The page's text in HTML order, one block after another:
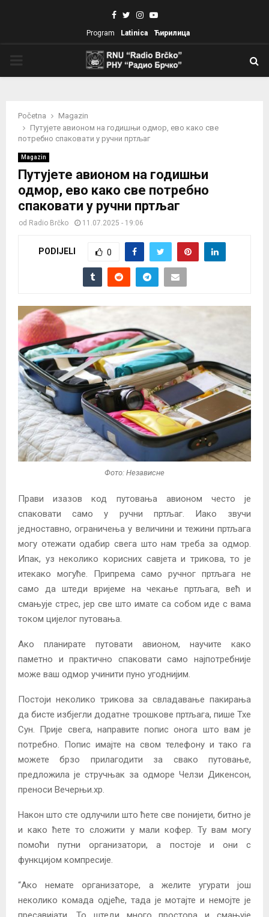
Facebook
TwitterInstagram
Youtube
Program Latinica Ћирилица
Početna
Magazin
Путујете авионом на годишњи одмор, ево како све
потребно спаковати у ручни пртљаг
Magazin
Путујете авионом на годишњи
одмор, ево како све потребно
спаковати у ручни пртљаг
od Radio Brčko 11.07.2025 - 19:06
PODIJELI 0
Фото: Независне
Прави изазов код путовања авионом често је
спаковати само у ручни пртљаг. Иако звучи
једноставно, ограничења у величини и тежини пртљага
могу отежати одабир свега што нам треба за одмор.
Ипак, уз неколико корисних савјета и трикова, то је
итекако могуће. Припрема само ручног пртљага не
само да штеди вријеме на чекање пртљага, већ и
смањује стрес, јер све што имате са собом иде с вама
током цијелог путовања.
Ако планирате путовати авионом, научите како
паметно и практично спаковати само најпотребније
може ваш одмор учинити пуно угоднијим.
Постоји неколико трикова за свладавање пакирања
да бисте избјегли додатне трошкове пртљага, пише Тхе
Сун. Прије свега, направите попис онога што вам је
потребно. Попис имајте на свом телефону и тако га
можете брзо прилагодити за свако путовање,
предложила је стручњак за одморе Челзи Дикенсон,
преноси Вечерњи.хр.
Након што сте одлучили што ћете све понијети, битно је
и како ћете то сложити у мали кофер. Ту вам могу
помоћи путни организатори, а постоје и они с
функцијом компресије.
“Ако немате организаторе, а желите угурати још
неколико комада одјеће, тада је мотајте и немојте је